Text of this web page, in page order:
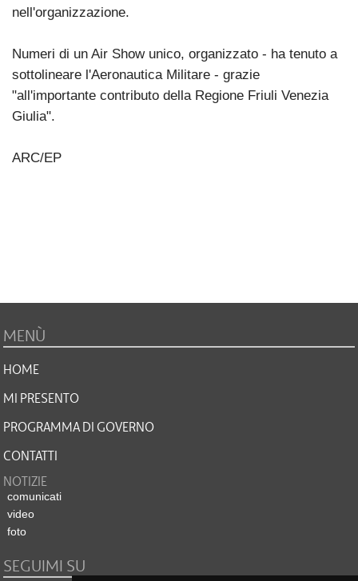
nell'organizzazione.
Numeri di un Air Show unico, organizzato - ha tenuto a
sottolineare l'Aeronautica Militare - grazie
"all'importante contributo della Regione Friuli Venezia
Giulia".
ARC/EP
MENÙ
HOME
MI PRESENTO
PROGRAMMA DI GOVERNO
CONTATTI
NOTIZIE
comunicati
video
foto
SEGUIMI SU